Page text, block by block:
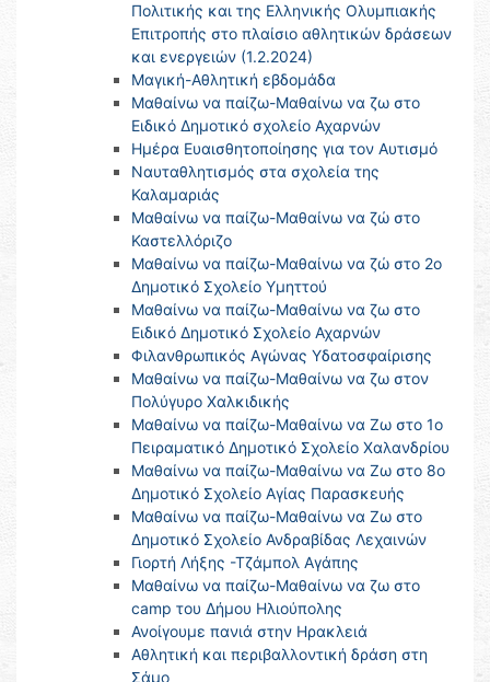
Πολιτικής και της Ελληνικής Ολυμπιακής
Επιτροπής στο πλαίσιο αθλητικών δράσεων
και ενεργειών (1.2.2024)
Μαγική-Αθλητική εβδομάδα
Μαθαίνω να παίζω-Μαθαίνω να ζω στο
Ειδικό Δημοτικό σχολείο Αχαρνών
Ημέρα Ευαισθητοποίησης για τον Αυτισμό
Nαυταθλητισμός στα σχολεία της
Καλαμαριάς
Μαθαίνω να παίζω-Μαθαίνω να ζώ στο
Καστελλόριζο
Μαθαίνω να παίζω-Μαθαίνω να ζώ στο 2ο
Δημοτικό Σχολείο Υμηττού
Μαθαίνω να παίζω-Μαθαίνω να ζω στο
Ειδικό Δημοτικό Σχολείο Αχαρνών
Φιλανθρωπικός Αγώνας Υδατοσφαίρισης
Μαθαίνω να παίζω-Μαθαίνω να ζω στον
Πολύγυρο Χαλκιδικής
Μαθαίνω να παίζω-Μαθαίνω να Ζω στο 1ο
Πειραματικό Δημοτικό Σχολείο Χαλανδρίου
Μαθαίνω να παίζω-Μαθαίνω να Ζω στο 8ο
Δημοτικό Σχολείο Αγίας Παρασκευής
Μαθαίνω να παίζω-Μαθαίνω να Ζω στο
Δημοτικό Σχολείο Ανδραβίδας Λεχαινών
Γιορτή Λήξης -Τζάμπολ Αγάπης
Μαθαίνω να παίζω-Μαθαίνω να ζω στο
camp του Δήμου Ηλιούπολης
Ανοίγουμε πανιά στην Ηρακλειά
Αθλητική και περιβαλλοντική δράση στη
Σάμο